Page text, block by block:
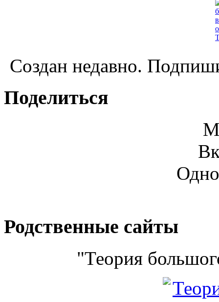
Создан недавно.
Поделиться
Родственные сайты
"Теория